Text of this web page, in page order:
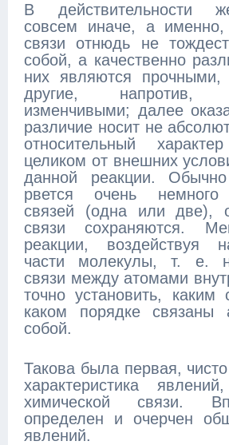
В действительности
совсем иначе, а
связи отнюдь не
собой, а качественно
них являются прочными,
другие, напротив,
изменчивыми; далее
различие носит не
относительный
целиком от внешних
данной реакции.
рвется очень
связей (одна или две),
связи сохраняются.
реакции, воздействуя
части молекулы, т. е.
связи между атомами
точно установить,
каком порядке
собой.
Такова была первая,
характеристика
химической связи.
определен и очерчен
явлений.